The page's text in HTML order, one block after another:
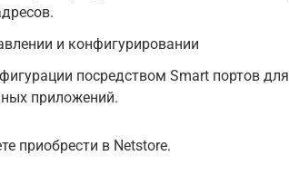
и конфигурировании
посредством Smart портов для
приложений.
приобрести в Netstore.